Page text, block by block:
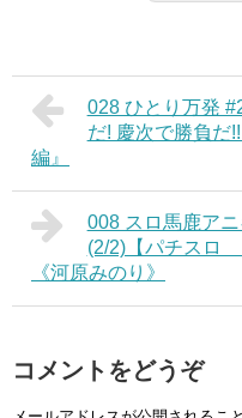
028 ひとり万発
だ! 慶次で勝負だ
編』
008 スロ馬鹿ア
(2/2)【パチスロ
《河原みのり》
コメントをどうぞ